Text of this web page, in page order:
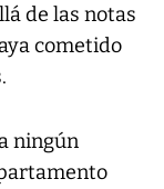
de las notas
cometido
ningún